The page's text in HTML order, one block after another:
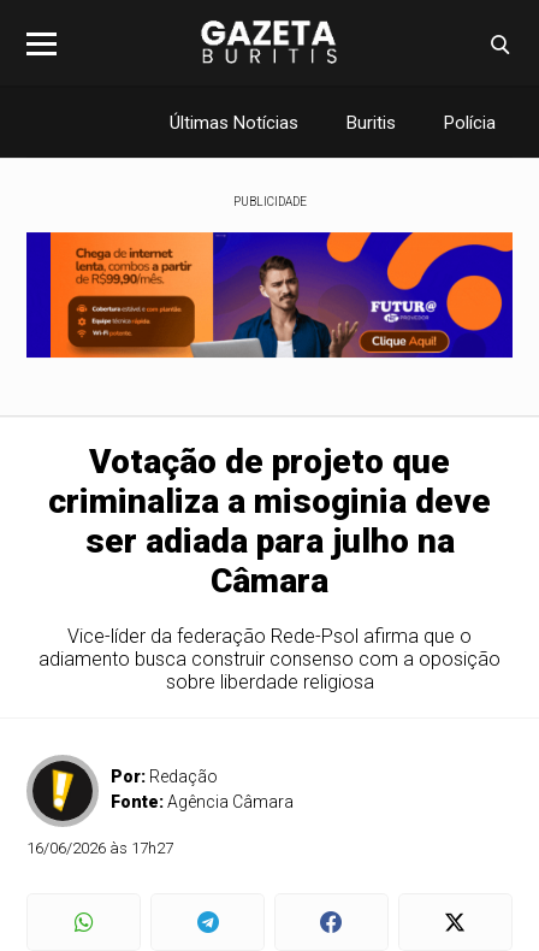
Últimas Notícias Buritis Polícia
PUBLICIDADE
Votação de projeto que
criminaliza a misoginia deve
ser adiada para julho na
Câmara
Vice-líder da federação Rede-Psol afirma que o
adiamento busca construir consenso com a oposição
sobre liberdade religiosa
Por: Redação
Fonte:Agência Câmara
16/06/2026 às 17h27